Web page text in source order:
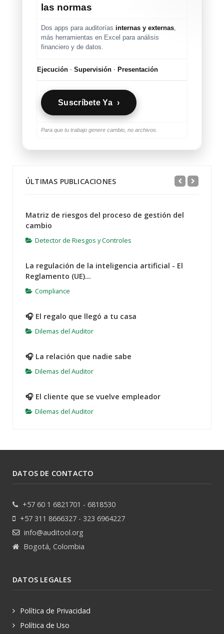
las normas
Dos apps para auditorías internas y externas,
más herramientas en Excel para análisis
financiero y de datos.
Ejecución · Supervisión · Presentación
Suscríbete Ya ›
Para que tu trabajo genere cambio, no archivos.
ÚLTIMAS PUBLICACIONES
Matriz de riesgos del proceso de gestión del
cambio
Detector de Riesgos y Controles
La regulación de la inteligencia artificial - El
Reglamento (UE)...
Compliance
🎧 El regalo que llegó a tu casa
Dilemas del Auditor
🎧 La relación que nadie sabe
Dilemas del Auditor
🎧 El cliente que se vuelve empleador
Dilemas del Auditor
DATOS DE CONTACTO
+57 60 1 6821701 - 6818530
+57 311 8666327 - 323 6964227
info@auditool.org
Bogotá, Colombia
DATOS LEGALES
Política de Privacidad
Política de Uso